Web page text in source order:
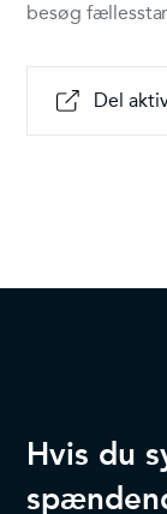
besøg
Del
Hvis du